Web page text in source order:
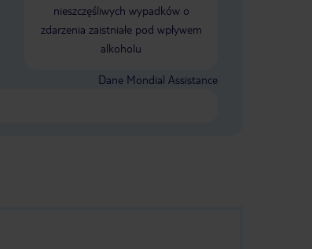
nieszczęśliwych wypadków o
zdarzenia zaistniałe pod wpływem
alkoholu
Dane Mondial Assistance